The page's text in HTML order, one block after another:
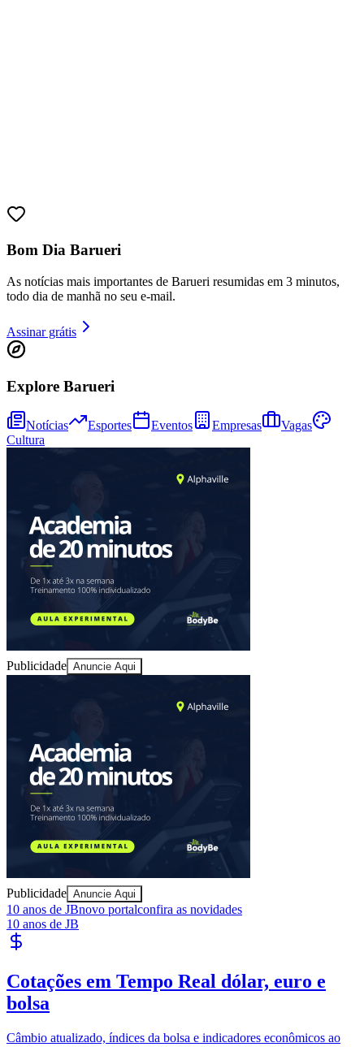
Ceará
Bom Dia Barueri
As notícias mais importantes de Barueri resumidas em 3 minutos,
todo dia de manhã no seu e-mail.
Assinar grátis
Explore Barueri
Notícias Esportes Eventos Empresas
Vagas
Cultura
Publicidade Anuncie Aqui
Publicidade Anuncie Aqui
10 anos de JBnovo portalconfira as novidades
10 anos de JB
Cotações em Tempo Real dólar, euro e
bolsa
Câmbio atualizado, índices da bolsa e indicadores econômicos ao